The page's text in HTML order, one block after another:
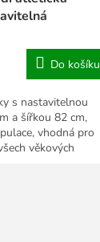
Do košíku
s nastavitelnou
a šířkou 82 cm,
vhodná pro
věkových